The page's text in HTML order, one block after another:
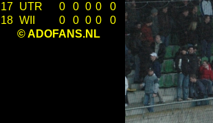
17 UTR 0 0 0 0
0
18 WII 0 0 0 0
0
© ADOFANS.NL